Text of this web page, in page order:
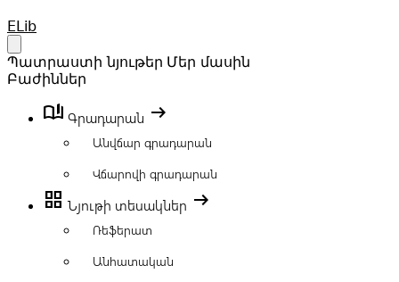
Your Company
ELib
Պատրաստի նյութեր Մեր մասին
Բաժիններ
book_ribbon Գրադարան arrow_right_alt
Անվճար գրադարան
Վճարովի գրադարան
grid_view Նյութի տեսակներ arrow_right_alt
Ռեֆերատ
Անհատական